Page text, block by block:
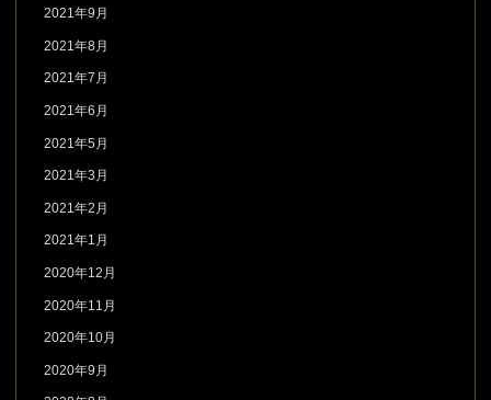
2021年9月
2021年8月
2021年7月
2021年6月
2021年5月
2021年3月
2021年2月
2021年1月
2020年12月
2020年11月
2020年10月
2020年9月